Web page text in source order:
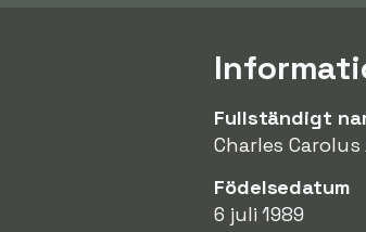
Fullständigt
Charles
Födelsedatum
6 juli 1989